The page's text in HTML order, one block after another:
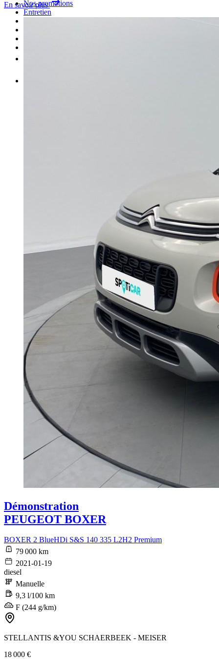
Nos promotions
Entretien
En savoir plus
Démonstration
PEUGEOT BOXER
BOXER 2 BlueHDi S&S 140 335 L2H2 Premium
79 000 km
2021-01-19
diesel
Manuelle
9,3 l/100 km
F (244 g/km)
STELLANTIS &YOU SCHAERBEEK - MEISER
18 000 €